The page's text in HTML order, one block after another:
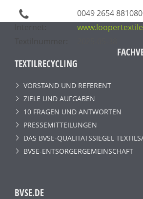
0049 2654
TEXTILRECYCLING
VORSTAND UND REFERENT
ZIELE UND AUFGABEN
10 FRAGEN UND ANTWORTEN
PRESSEMITTEILUNGEN
DAS BVSE-QUALITÄTSSIEGEL
BVSE-ENTSORGERGEMEINSCHAFT
BVSE.DE